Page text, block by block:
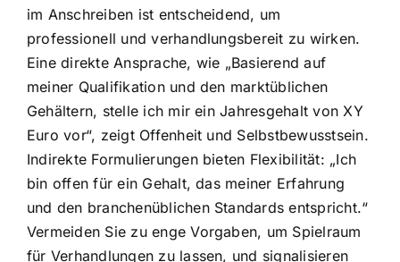
im Anschreiben ist entscheidend, um
professionell und verhandlungsbereit zu wirken.
Eine direkte Ansprache, wie „Basierend auf
meiner Qualifikation und den marktüblichen
Gehältern, stelle ich mir ein Jahresgehalt von XY
Euro vor“, zeigt Offenheit und Selbstbewusstsein.
Indirekte Formulierungen bieten Flexibilität: „Ich
bin offen für ein Gehalt, das meiner Erfahrung
und den branchenüblichen Standards entspricht.“
Vermeiden Sie zu enge Vorgaben, um Spielraum
für Verhandlungen zu lassen, und signalisieren